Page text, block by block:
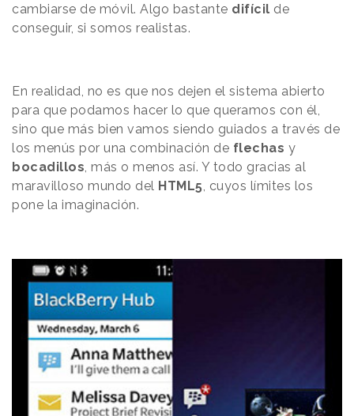
cambiarse de móvil. Algo bastante difícil de
conseguir, si somos realistas.
En realidad, no es que nos dejen el sistema abierto
para que podamos hacer lo que queramos con él,
sino que más bien vamos siendo guiados a través de
los menús por una combinación de flechas y
bocadillos , más o menos así. Y todo gracias al
maravilloso mundo del HTML5 , cuyos límites los
pone la imaginación.